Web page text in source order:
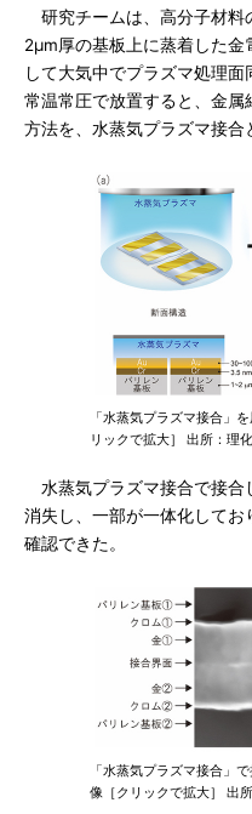
研究チームは、高分子材料
2μm厚の基板上に蒸着した
して大気中でプラズマ処理面
常温常圧で放置すると、金
方法を、水蒸気プラズマ接合
「水蒸気プラズマ接合」
リックで拡大］ 出所：理
水蒸気プラズマ接合で接合
消失し、一部が一体化して
確認できた。
「水蒸気プラズマ接合」
像［クリックで拡大］ 出